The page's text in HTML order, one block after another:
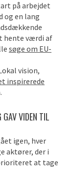
på arbejdet
og en lang
hente værdi af
søge om EU-
vision,
inspirerede
GAV VIDEN TIL
igen, hver
aktører, der i
at tage